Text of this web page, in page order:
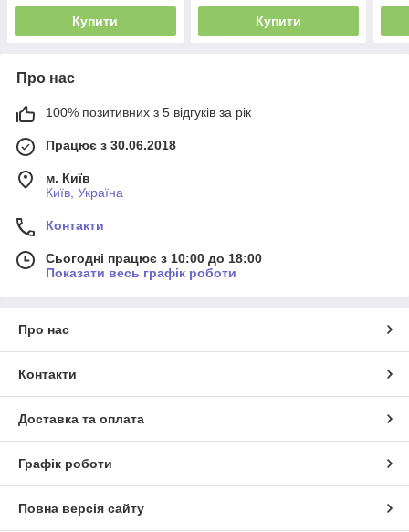
Купити Купити
Про нас
100% позитивних з 5 відгуків за рік
Працює з 30.06.2018
м. Київ
Київ, Україна
Контакти
Сьогодні працює з 10:00 до 18:00
Показати весь графік роботи
Про нас
Контакти
Доставка та оплата
Графік роботи
Повна версія сайту